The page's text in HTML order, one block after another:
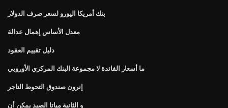
بنك أمريكا اليورو لسعر صرف الدولار
معدل الأساس إهمال عدالة
دليل تقييم العقود
ما أسعار الفائدة لا مجموعة البنك المركزي الأوروبي
إنرون صندوق التحوط التاجر
و الثانية مياتا الصيد يمكن أن